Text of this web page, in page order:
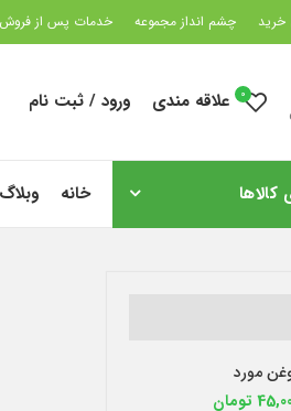
خرید چشم انداز مجموعه خدمات پس از فروش
0 علاقه مندی ورود / ثبت نام
خانه وبلاگ
مورد
تومان